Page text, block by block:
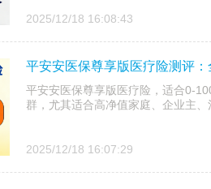
2025/12/18 16:08:43
平安安医保尊享版医疗险测评
平安安医保尊享版医疗险，适合0-
群，尤其适合高净值家庭、企业主
2025/12/18 16:07:29